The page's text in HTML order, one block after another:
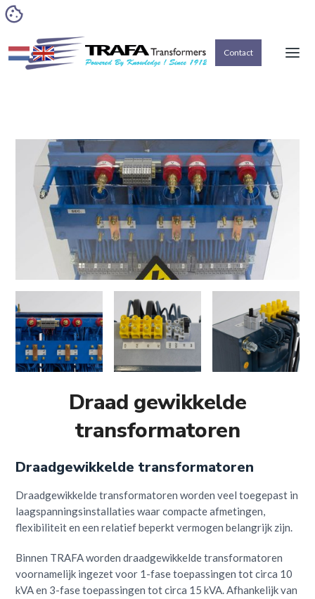
Contact
Draad gewikkelde
transformatoren
Draadgewikkelde transformatoren
Draadgewikkelde transformatoren worden veel toegepast in
laagspanningsinstallaties waar compacte afmetingen,
flexibiliteit en een relatief beperkt vermogen belangrijk zijn.
Binnen TRAFA worden draadgewikkelde transformatoren
voornamelijk ingezet voor 1-fase toepassingen tot circa 10
kVA en 3-fase toepassingen tot circa 15 kVA. Afhankelijk van